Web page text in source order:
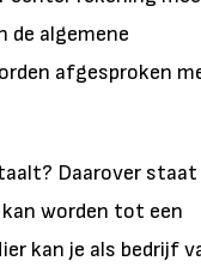
de algemene
afgesproken
Daarover staat
worden tot een
kan je als bedrijf